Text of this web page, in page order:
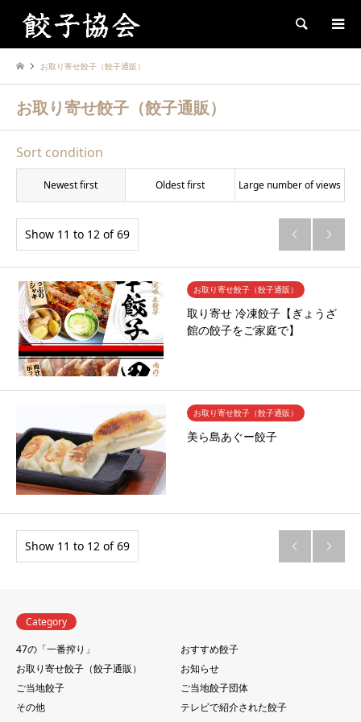
Search
お取り寄せ餃子（餃子通販）
お取り寄せ餃子（餃子通販）
Sort condition
Newest first Oldest first Large number of views
Show 11 to 12 of 69  
お取り寄せ餃子（餃子通販）
取り寄せ 冷凍餃子【ぎょうざ
館の餃子をご家庭で】
お取り寄せ餃子（餃子通販）
美ら島あぐー餃子
Show 11 to 12 of 69  
Category
47の「一番搾り」
おすすめ餃子
お取り寄せ餃子（餃子通販）
お知らせ
ご当地餃子
ご当地餃子団体
その他
テレビで紹介された餃子